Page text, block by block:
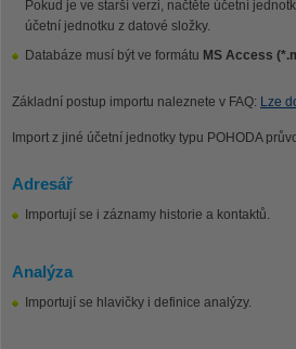
Pokud je ve starší verzi, načtěte účetní
účetní jednotku z datové složky.
Databáze musí být ve formátu MS Access
Základní postup importu naleznete v FAQ: Lze
Import z jiné účetní jednotky typu POHODA
Adresář
Importují se i záznamy historie a kontaktů.
Analýza
Importují se hlavičky i definice analýzy.